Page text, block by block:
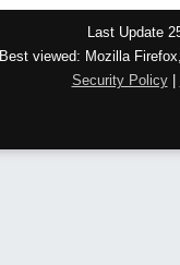
Last Update
Best viewed: Mozilla
Security Policy|